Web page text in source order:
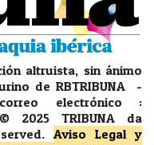
altruista, sin ánimo
de RBTRIBUNA -
electrónico :
© 2025 TRIBUNA da
Aviso Legal y